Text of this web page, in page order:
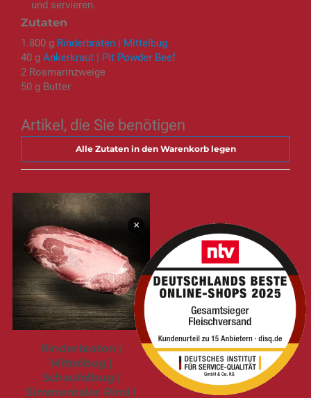
Zutaten
1.800 g Rinderbraten | Mittelbug
40 g Ankerkraut | Pit Powder Beef
2 Rosmarinzweige
50 g Butter
und servieren.
Artikel, die Sie benötigen
Alle Zutaten in den Warenkorb legen
Rinderbraten |
Mittelbug |
Schaufelbug |
Simmentaler Rind |
×